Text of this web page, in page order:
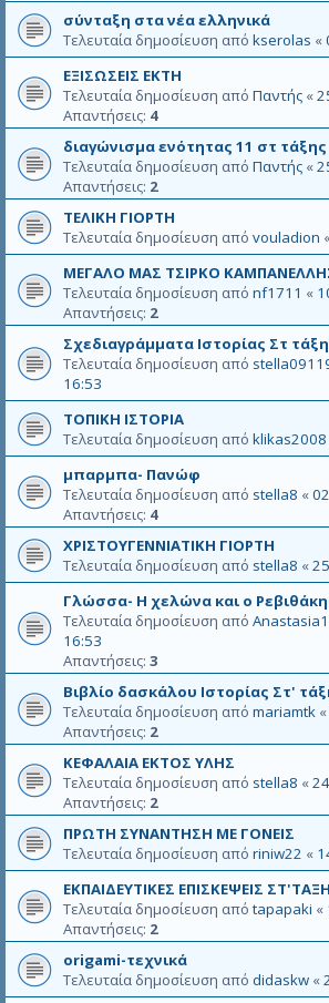
σύνταξη στα νέα ελληνικά
Τελευταία δημοσίευση από kserolas «
ΕΞΙΣΩΣΕΙΣ ΕΚΤΗ
Τελευταία δημοσίευση από Παντής «
Απαντήσεις: 4
διαγώνισμα ενότητας 11 στ τάξης
Τελευταία δημοσίευση από Παντής «
Απαντήσεις: 2
ΤΕΛΙΚΗ ΓΙΟΡΤΗ
Τελευταία δημοσίευση από vouladion
ΜΕΓΑΛΟ ΜΑΣ ΤΣΙΡΚΟ
Τελευταία δημοσίευση από nf1711 «
Απαντήσεις: 2
Σχεδιαγράμματα Ιστορίας Στ
Τελευταία δημοσίευση από
16:53
ΤΟΠΙΚΗ ΙΣΤΟΡΙΑ
Τελευταία δημοσίευση από klikas2008
μπαρμπα- Πανώφ
Τελευταία δημοσίευση από stella8 «
Απαντήσεις: 4
ΧΡΙΣΤΟΥΓΕΝΝΙΑΤΙΚΗ ΓΙΟΡΤΗ
Τελευταία δημοσίευση από stella8 «
Γλώσσα- Η χελώνα και ο
Τελευταία δημοσίευση από
16:53
Απαντήσεις: 3
Βιβλίο δασκάλου Ιστορίας Στ'
Τελευταία δημοσίευση από mariamtk «
Απαντήσεις: 2
ΚΕΦΑΛΑΙΑ ΕΚΤΟΣ ΥΛΗΣ
Τελευταία δημοσίευση από stella8 «
Απαντήσεις: 2
ΠΡΩΤΗ ΣΥΝΑΝΤΗΣΗ ΜΕ ΓΟΝΕΙΣ
Τελευταία δημοσίευση από riniw22 «
ΕΚΠΑΙΔΕΥΤΙΚΕΣ ΕΠΙΣΚΕΨΕΙΣ
Τελευταία δημοσίευση από tapapaki «
Απαντήσεις: 2
origami-τεχνικά
Τελευταία δημοσίευση από didaskw «